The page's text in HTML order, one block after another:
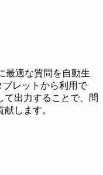
最適な質問を自動生
ブレットから利用で
て出力することで、問
します。